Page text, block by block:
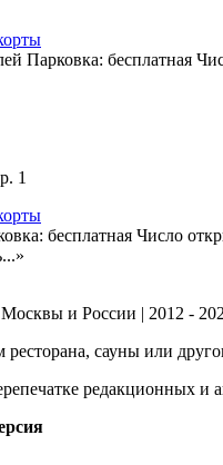
Парковка: бесплатная
1
бесплатная Число
Москвы и России | 2012 -
ресторана, сауны или
редакционных и